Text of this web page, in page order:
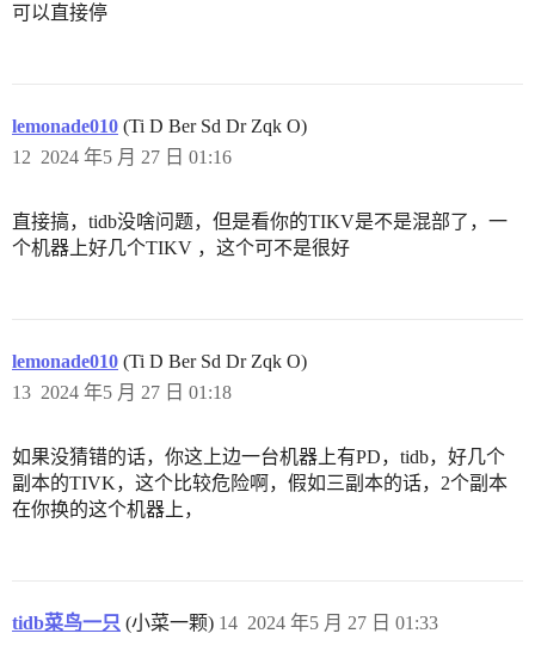
可以直接停
lemonade010 (Ti D Ber Sd Dr Zqk O)
2024 年5 月 27 日 01:16
12
直接搞，tidb没啥问题，但是看你的TIKV是不是混部了，一
个机器上好几个TIKV ，这个可不是很好
lemonade010 (Ti D Ber Sd Dr Zqk O)
2024 年5 月 27 日 01:18
13
如果没猜错的话，你这上边一台机器上有PD，tidb，好几个
副本的TIVK，这个比较危险啊，假如三副本的话，2个副本
在你换的这个机器上，
tidb菜鸟一只 (小菜一颗) 2024 年5 月 27 日 01:33
14